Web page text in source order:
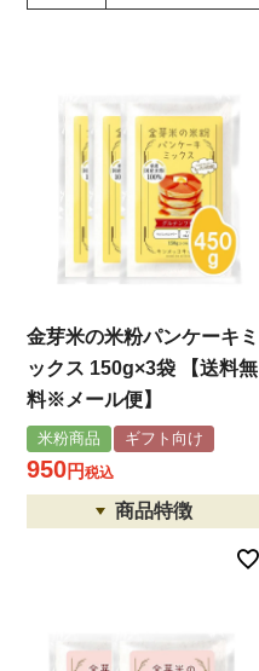
金芽米の米粉パンケーキミ
ックス 150g×3袋 【送料無
料※メール便】
米粉商品 ギフト向け
950 税込